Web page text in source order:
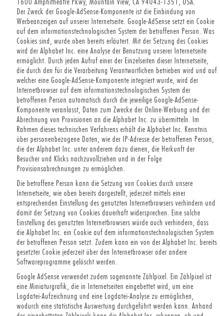
1600 Amphitheatre Pkwy, Mountain View, CA 94043-1351, USA.
Der Zweck der Google-AdSense-Komponente ist die Einbindung von
Werbeanzeigen auf unserer Internetseite. Google-AdSense setzt ein Cookie
auf dem informationstechnologischen System der betroffenen Person. Was
Cookies sind, wurde oben bereits erläutert. Mit der Setzung des Cookies
wird der Alphabet Inc. eine Analyse der Benutzung unserer Internetseite
ermöglicht. Durch jeden Aufruf einer der Einzelseiten dieser Internetseite,
die durch den für die Verarbeitung Verantwortlichen betrieben wird und auf
welcher eine Google-AdSense-Komponente integriert wurde, wird der
Internetbrowser auf dem informationstechnologischen System der
betroffenen Person automatisch durch die jeweilige Google-AdSense-
Komponente veranlasst, Daten zum Zwecke der Online-Werbung und der
Abrechnung von Provisionen an die Alphabet Inc. zu übermitteln. Im
Rahmen dieses technischen Verfahrens erhält die Alphabet Inc. Kenntnis
über personenbezogene Daten, wie der IP-Adresse der betroffenen Person,
die der Alphabet Inc. unter anderem dazu dienen, die Herkunft der
Besucher und Klicks nachzuvollziehen und in der Folge
Provisionsabrechnungen zu ermöglichen.
Die betroffene Person kann die Setzung von Cookies durch unsere
Internetseite, wie oben bereits dargestellt, jederzeit mittels einer
entsprechenden Einstellung des genutzten Internetbrowsers verhindern und
damit der Setzung von Cookies dauerhaft widersprechen. Eine solche
Einstellung des genutzten Internetbrowsers würde auch verhindern, dass
die Alphabet Inc. ein Cookie auf dem informationstechnologischen System
der betroffenen Person setzt. Zudem kann ein von der Alphabet Inc. bereits
gesetzter Cookie jederzeit über den Internetbrowser oder andere
Softwareprogramme gelöscht werden.
Google AdSense verwendet zudem sogenannte Zählpixel. Ein Zählpixel ist
eine Miniaturgrafik, die in Internetseiten eingebettet wird, um eine
Logdatei-Aufzeichnung und eine Logdatei-Analyse zu ermöglichen,
wodurch eine statistische Auswertung durchgeführt werden kann. Anhand